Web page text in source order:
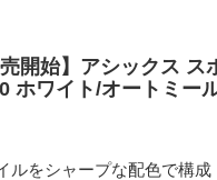
売開始】アシックス ス
ホワイト/オートミー
ルをシャープな配色で構成